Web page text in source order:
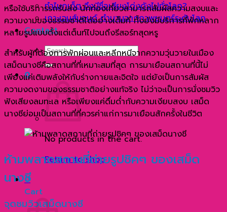
ทำไมภูเก็ต จึงมีชื่อเสียงโด่งดังไปทั่วโลก?
เกาะเจมส์บอนด์ ตำนานฉากภาพยนตร์ระดับโลก
Contact
Search
for:
0
No products in the cart.
Return to shop
0
Cart
หรือใช้บริการรถรับส่ง นักท่องเที่ยวสามารถสัมผัสความสงบและ
ความงามของธรรมชาติได้อย่างเต็มที่ ทั้งยังมีบริการที่พักหลาก
หลายรูปแบบตั้งแต่เต็นท์ไปจนถึงรีสอร์ทสุดหรู
สำหรับผู้ที่ต้องการพักผ่อนและหลีกหนีจากความวุ่นวายในเมือง
เสม็ดนางชีคือสถานที่ที่เหมาะสมที่สุด การมาเยือนสถานที่นี้ไม่
เพียงแค่เติมพลังให้กับร่างกายและจิตใจ แต่ยังเป็นการสัมผัส
ความงดงามของธรรมชาติอย่างแท้จริง ไม่ว่าจะเป็นการนั่งชมวิว
ฟังเสียงลมทะเล หรือเพียงแค่ดื่มด่ำกับความเงียบสงบ เสม็ด
นางชีย่อมเป็นสถานที่ที่ควรค่าแก่การมาเยือนสักครั้งในชีวิต
ห้ามพลาดสถานที่ถ่ายรูปชิคๆ ของเสม็ด
นางชี
จุดชมวิวเสม็ดนางชี